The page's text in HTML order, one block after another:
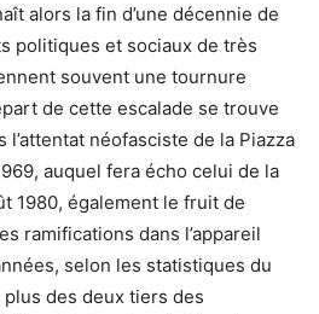
alors la fin d’une décennie de
politiques et sociaux de très
souvent une tournure
de cette escalade se trouve
néofasciste de la Piazza
auquel fera écho celui de la
1980, également le fruit de
ramifications dans l’appareil
selon les statistiques du
des deux tiers des